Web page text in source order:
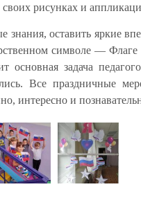
рисунках и
знания, оставить яркие
символе — Флаге
основная задача
Все праздничные
интересно и